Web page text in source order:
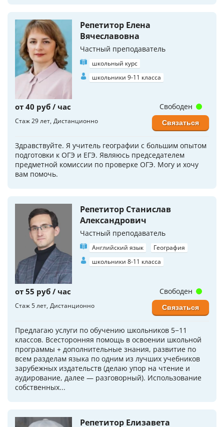
Репетитор Елена
Вячеславовна
Частный преподаватель
школьный курс
школьники 9-11 класса
от 40 руб / час
Стаж 29 лет Дистанционно
Здравствуйте. Я учитель географии с большим опытом
подготовки к ОГЭ и ЕГЭ. Являюсь председателем
предметной комиссии по проверке ОГЭ. Могу и хочу
вам помочь.
Свободен
Связаться
Репетитор Станислав
Александрович
Частный преподаватель
Английский язык
География
школьники 8-11 класса
от 55 руб / час
Стаж 5 лет Дистанционно
Предлагаю услуги по обучению школьников 5−11
классов. Всесторонняя помощь в освоении школьной
программы + дополнительные знания, развитие по
всем разделам языка по одним из лучших учебников
зарубежных издательств (делаю упор на чтение и
аудирование, далее — разговорный). Использование
собственных...
Свободен
Связаться
Репетитор Елизавета